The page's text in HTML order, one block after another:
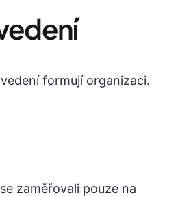
formují organizaci.
zaměřovali pouze na